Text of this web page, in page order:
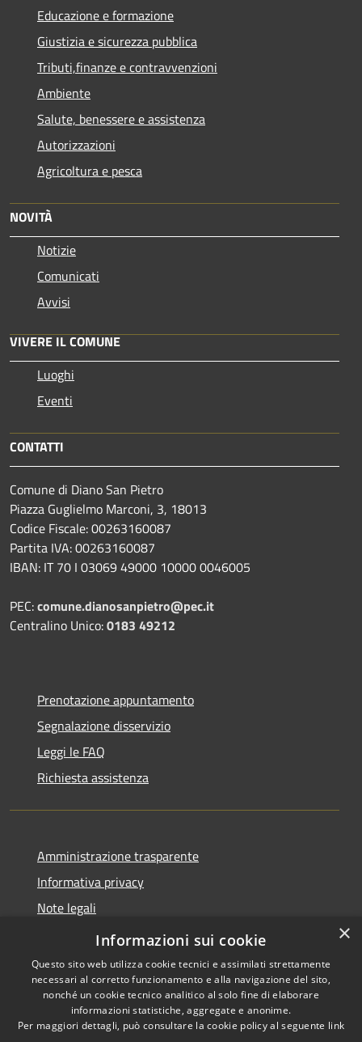
Educazione e formazione
Giustizia e sicurezza pubblica
Tributi,finanze e contravvenzioni
Ambiente
Salute, benessere e assistenza
Autorizzazioni
Agricoltura e pesca
NOVITÀ
Notizie
Comunicati
Avvisi
VIVERE IL COMUNE
Luoghi
Eventi
CONTATTI
Comune di Diano San Pietro
Piazza Guglielmo Marconi, 3, 18013
Codice Fiscale: 00263160087
Partita IVA: 00263160087
IBAN: IT 70 I 03069 49000 10000 0046005
PEC:comune.dianosanpietro@pec.it
Centralino Unico:0183 49212
Prenotazione appuntamento
Segnalazione disservizio
Leggi le FAQ
Richiesta assistenza
Amministrazione trasparente
Informativa privacy
Note legali
Dichiarazione di accessibilità
Accessibilità
Copyright © 2026 • Comune di
Diano San Pietro • Powered by
×
Informazioni sui cookie
Questo sito web utilizza cookie tecnici e assimilati strettamente
necessari al corretto funzionamento e alla navigazione del sito,
nonché un cookie tecnico analitico al solo fine di elaborare
informazioni statistiche, aggregate e anonime.
Per maggiori dettagli, può consultare la cookie policy al seguente link